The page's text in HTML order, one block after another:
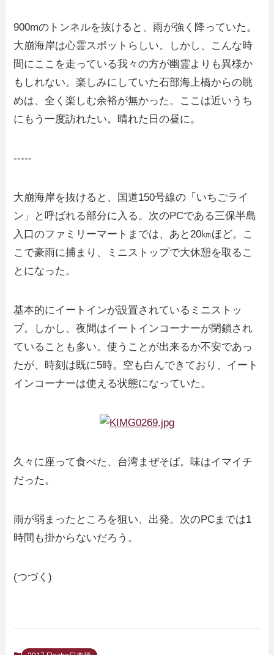
900mのトンネルを抜けると、雨が強く降っていた。
大崩海岸は心霊スポットらしい。しかし、こんな時
間にここを走っている我々の方が幽霊よりも異様か
もしれない。楽しみにしていた石部海上橋からの眺
めは、全く楽しむ余裕が無かった。ここは近いうち
にもう一度訪れたい。晴れた日の昼に。
-----
大崩海岸を抜けると、国道150号線の「いちごライ
ン」と呼ばれる部分に入る。次のPCである三保半島
入口のファミリーマートまでは、あと20㎞ほど。こ
こで豪雨に捕まり、ミニストップで大休憩を取るこ
とになった。
基本的にイートインが設置されているミニストッ
プ。しかし、夜間はイートインコーナーが閉鎖され
ていることも多い。使うことが出来るか不安であっ
たが、時刻は既に5時。空も白んできており、イート
インコーナーは使える状態になっていた。
久々に座って食べた、台湾まぜそば。味はイマイチ
だった。
雨が弱まったところを狙い、出発。次のPCまでは1
時間も掛からないだろう。
(つづく)